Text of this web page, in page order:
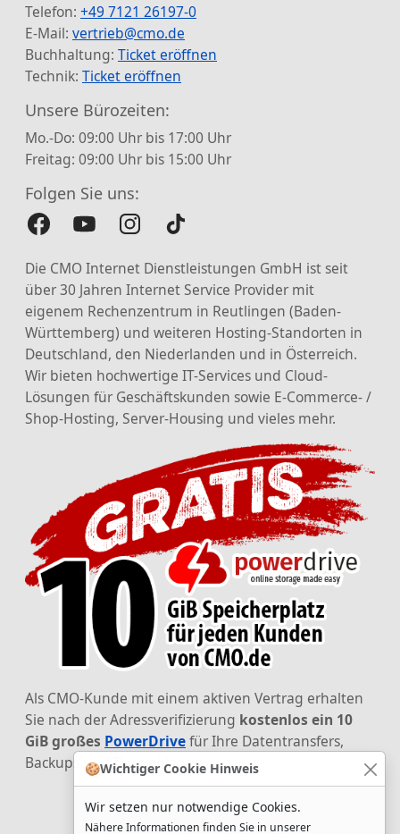
🍪Wichtiger Cookie Hinweis
Wir setzen nur notwendige Cookies.
Nähere Informationen finden Sie in unserer
Telefon: +49 7121 26197-0
E-Mail: vertrieb@cmo.de
Buchhaltung: Ticket eröffnen
Technik: Ticket eröffnen
Unsere Bürozeiten:
Mo.-Do: 09:00 Uhr bis 17:00 Uhr
Freitag: 09:00 Uhr bis 15:00 Uhr
Folgen Sie uns:
Die CMO Internet Dienstleistungen GmbH ist seit
über 30 Jahren Internet Service Provider mit
eigenem Rechenzentrum in Reutlingen (Baden-
Württemberg) und weiteren Hosting-Standorten in
Deutschland, den Niederlanden und in Österreich.
Wir bieten hochwertige IT-Services und Cloud-
Lösungen für Geschäftskunden sowie E-Commerce- /
Shop-Hosting, Server-Housing und vieles mehr.
Als CMO-Kunde mit einem aktiven Vertrag erhalten
Sie nach der Adressverifizierung kostenlos ein 10
GiB großes PowerDrivefür Ihre Datentransfers,
Backups und Dateiablagen.